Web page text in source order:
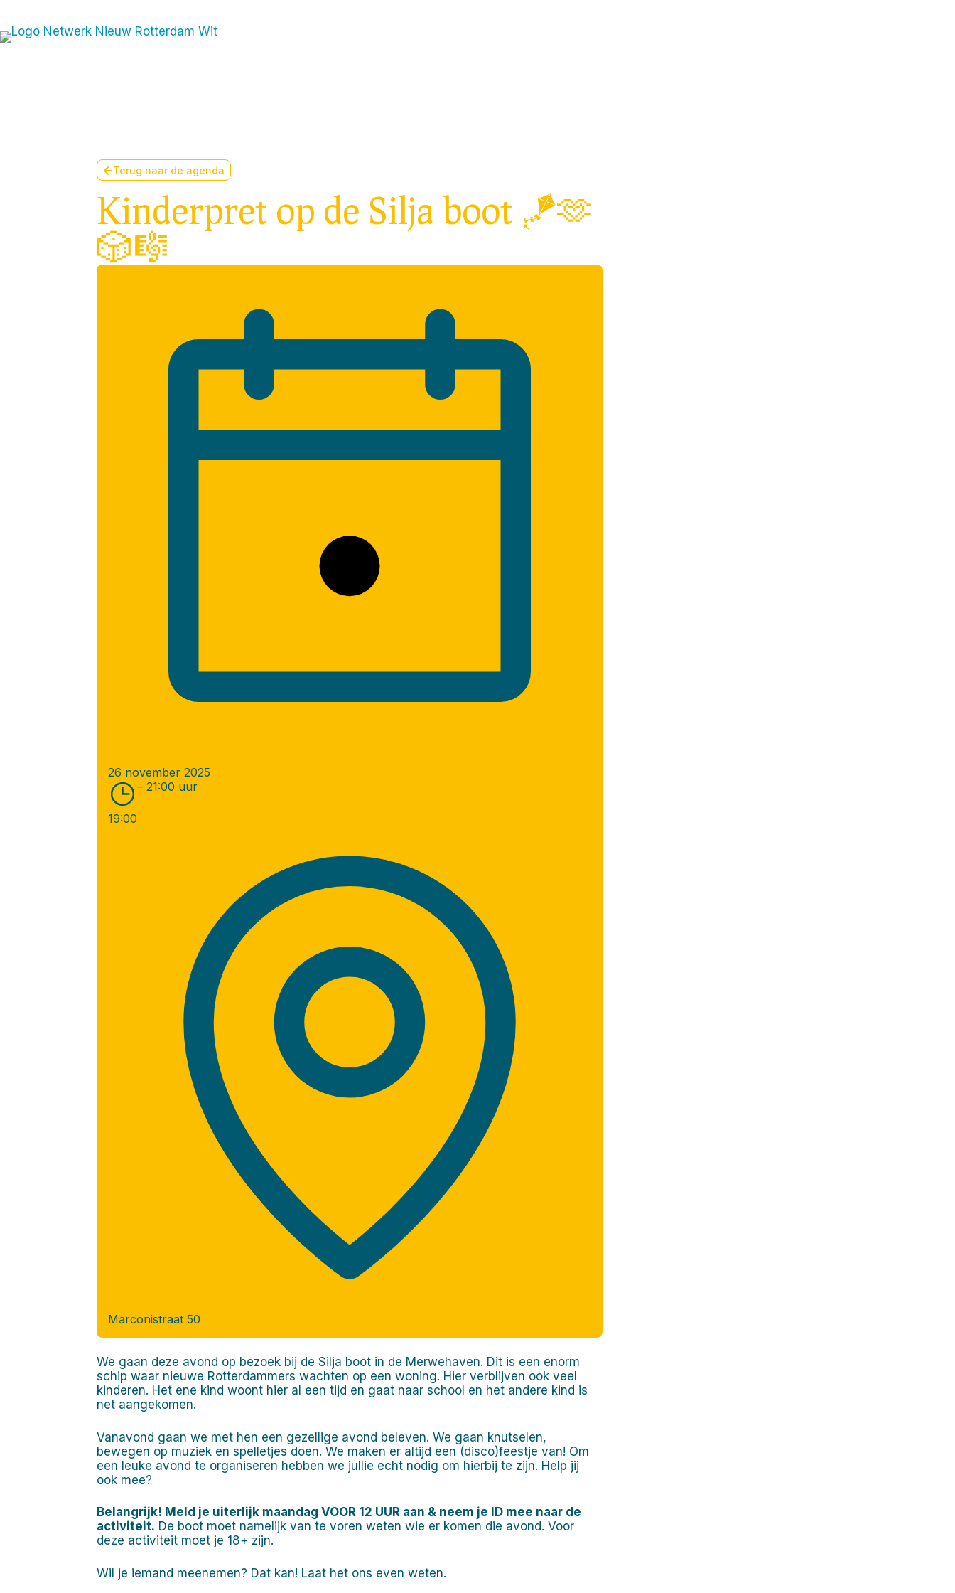
Terug naar de agenda
Kinderpret op de Silja boot 🪁🫶
🎲🎼
26 november 2025
19:00
– 21:00 uur
Marconistraat 50
We gaan deze avond op bezoek bij de Silja boot in de Merwehaven. Dit is een enorm
schip waar nieuwe Rotterdammers wachten op een woning. Hier verblijven ook veel
kinderen. Het ene kind woont hier al een tijd en gaat naar school en het andere kind is
net aangekomen.
Vanavond gaan we met hen een gezellige avond beleven. We gaan knutselen,
bewegen op muziek en spelletjes doen. We maken er altijd een (disco)feestje van! Om
een leuke avond te organiseren hebben we jullie echt nodig om hierbij te zijn. Help jij
ook mee?
Belangrijk! Meld je uiterlijk maandag VOOR 12 UUR aan & neem je ID mee naar de
activiteit. De boot moet namelijk van te voren weten wie er komen die avond. Voor
deze activiteit moet je 18+ zijn.
Wil je iemand meenemen? Dat kan! Laat het ons even weten.